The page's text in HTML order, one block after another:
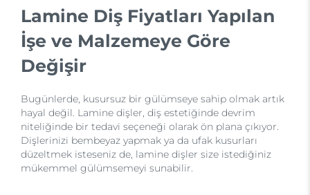
Lamine Diş Fiyatları Yapılan
İşe ve Malzemeye Göre
Değişir
Bugünlerde, kusursuz bir gülümseye sahip olmak artık
hayal değil. Lamine dişler, diş estetiğinde devrim
niteliğinde bir tedavi seçeneği olarak ön plana çıkıyor.
Dişlerinizi bembeyaz yapmak ya da ufak kusurları
düzeltmek isteseniz de, lamine dişler size istediğiniz
mükemmel gülümsemeyi sunabilir.